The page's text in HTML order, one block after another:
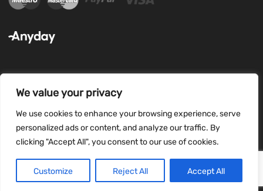
We value your privacy
We use cookies to enhance your browsing experience, serve
personalized ads or content, and analyze our traffic. By
clicking "Accept All", you consent to our use of cookies.
Customize Reject All Accept All
FØLG OS:
Copyright ©2026 ipfix all rights reserved